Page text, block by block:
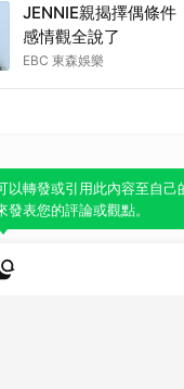
JENNIE親揭擇偶條件
感情觀全說了
EBC 東森娛樂
！一鍵引用此內容，透過發
表達個人立場。
以轉發或引用此內容至自己
發表您的評論或觀點。